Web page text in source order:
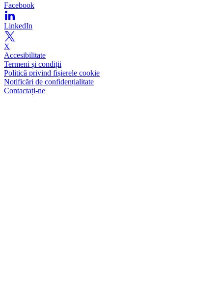
Facebook
LinkedIn
X
Accesibilitate
Termeni și condiții
Politică privind fișierele cookie
Notificări de confidențialitate
Contactați-ne